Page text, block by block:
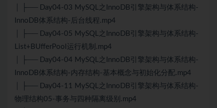
│ ├── Day04-03 MySQL之InnoDB引擎架构与体系结构-
InnoDB体系结构-后台线程.mp4
│ ├── Day04-05 MySQL之InnoDB引擎架构与体系结构-
List+BUfferPool运行机制.mp4
│ ├── Day04-04 MySQL之InnoDB引擎架构与体系结构-
InnoDB体系结构-内存结构-基本概念与初始化分配.mp4
│ ├── Day04-11 MySQL之InnoDB引擎架构与体系结构-
物理结构05-事务与四种隔离级别.mp4